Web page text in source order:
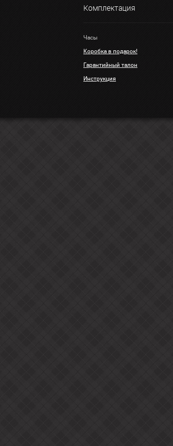
Комплектация
Часы
Коробка в подарок!
Гарантийный талон
Инструкция